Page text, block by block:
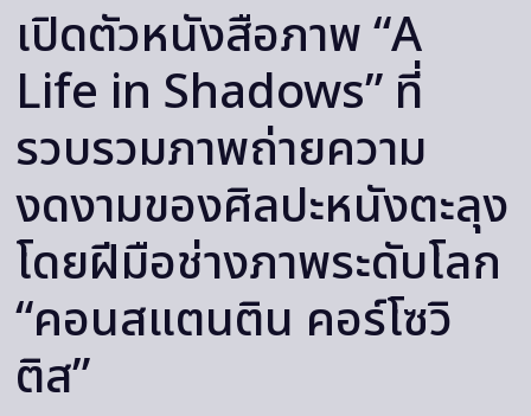
เปิดตัวหนังสือภาพ “A
Life in Shadows” ที่
รวบรวมภาพถ่ายความ
งดงามของศิลปะหนังตะลุง
โดยฝีมือช่างภาพระดับโลก
“คอนสแตนติน คอร์โซวิ
ติส”